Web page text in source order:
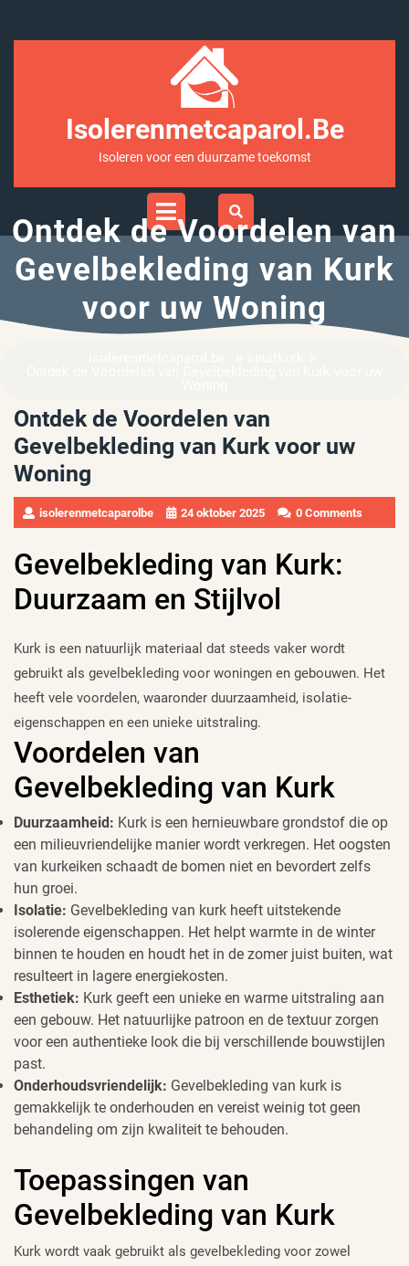
Isolerenmetcaparol.be
Isoleren voor een duurzame toekomst
Open
Ontdek de Voordelen van
Gevelbekleding van Kurk
voor uw Woning
Ontdek de Voordelen van
Gevelbekleding van Kurk voor uw
Woning
isolerenmetcaparolbe 24 oktober 2025 0 Comments
Gevelbekleding van Kurk:
Duurzaam en Stijlvol
Kurk is een natuurlijk materiaal dat steeds vaker wordt
gebruikt als gevelbekleding voor woningen en gebouwen. Het
heeft vele voordelen, waaronder duurzaamheid, isolatie-
eigenschappen en een unieke uitstraling.
Voordelen van
Gevelbekleding van Kurk
Duurzaamheid: Kurk is een hernieuwbare grondstof die op
een milieuvriendelijke manier wordt verkregen. Het oogsten
van kurkeiken schaadt de bomen niet en bevordert zelfs
hun groei.
Isolatie: Gevelbekleding van kurk heeft uitstekende
isolerende eigenschappen. Het helpt warmte in de winter
binnen te houden en houdt het in de zomer juist buiten, wat
resulteert in lagere energiekosten.
Esthetiek: Kurk geeft een unieke en warme uitstraling aan
een gebouw. Het natuurlijke patroon en de textuur zorgen
voor een authentieke look die bij verschillende bouwstijlen
past.
Onderhoudsvriendelijk: Gevelbekleding van kurk is
gemakkelijk te onderhouden en vereist weinig tot geen
behandeling om zijn kwaliteit te behouden.
Toepassingen van
Gevelbekleding van Kurk
Kurk wordt vaak gebruikt als gevelbekleding voor zowel